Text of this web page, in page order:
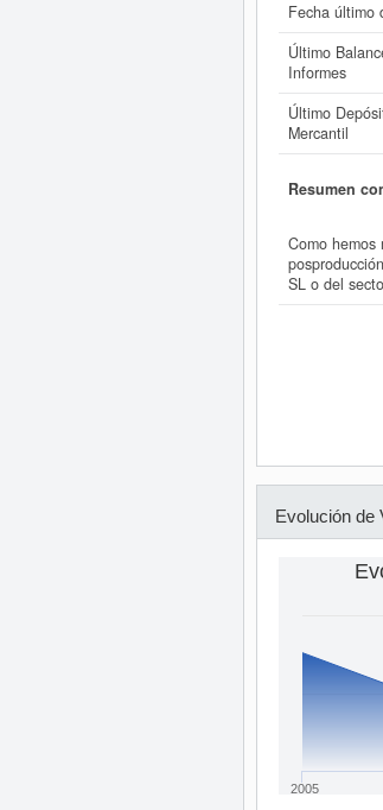
Fecha último
Último
Informes
Último
Mercantil
Resumen
Como hemos
SL o del
Evolución de
2005